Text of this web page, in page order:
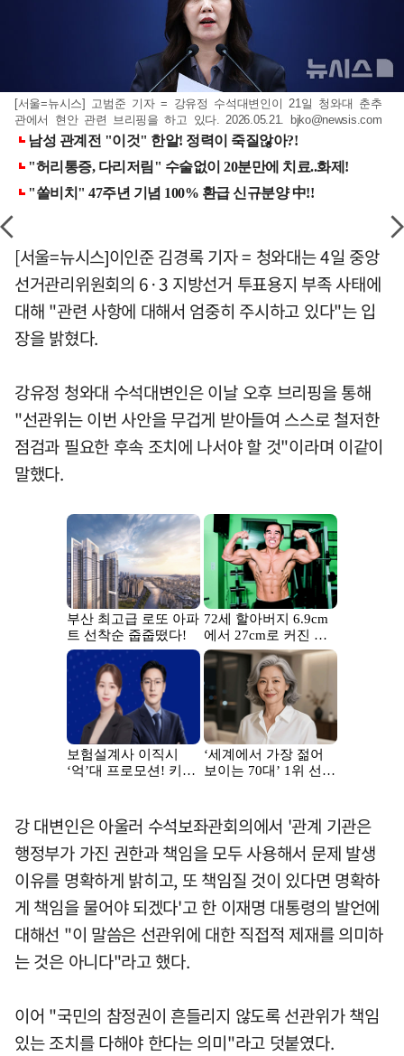
[서울=뉴시스] 고범준 기자 = 강유정 수석대변인이 21일 청와대 춘추
관에서 현안 관련 브리핑을 하고 있다. 2026.05.21.
bjko@newsis.com
[서울=뉴시스]이인준 김경록 기자 = 청와대는 4일 중앙
선거관리위원회의 6·3 지방선거 투표용지 부족 사태에
대해 "관련 사항에 대해서 엄중히 주시하고 있다"는 입
장을 밝혔다.
강유정 청와대 수석대변인은 이날 오후 브리핑을 통해
"선관위는 이번 사안을 무겁게 받아들여 스스로 철저한
점검과 필요한 후속 조치에 나서야 할 것"이라며 이같이
말했다.
강 대변인은 아울러 수석보좌관회의에서 '관계 기관은
행정부가 가진 권한과 책임을 모두 사용해서 문제 발생
이유를 명확하게 밝히고, 또 책임질 것이 있다면 명확하
게 책임을 물어야 되겠다'고 한 이재명 대통령의 발언에
대해선 "이 말씀은 선관위에 대한 직접적 제재를 의미하
는 것은 아니다"라고 했다.
이어 "국민의 참정권이 흔들리지 않도록 선관위가 책임
있는 조치를 다해야 한다는 의미"라고 덧붙였다.